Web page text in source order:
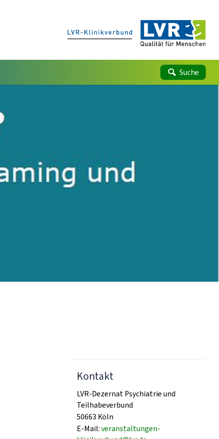
Suche
Kontakt
LVR-Dezernat Psychiatrie und
Teilhabeverbund
50663 Köln
E-Mail:veranstaltungen-